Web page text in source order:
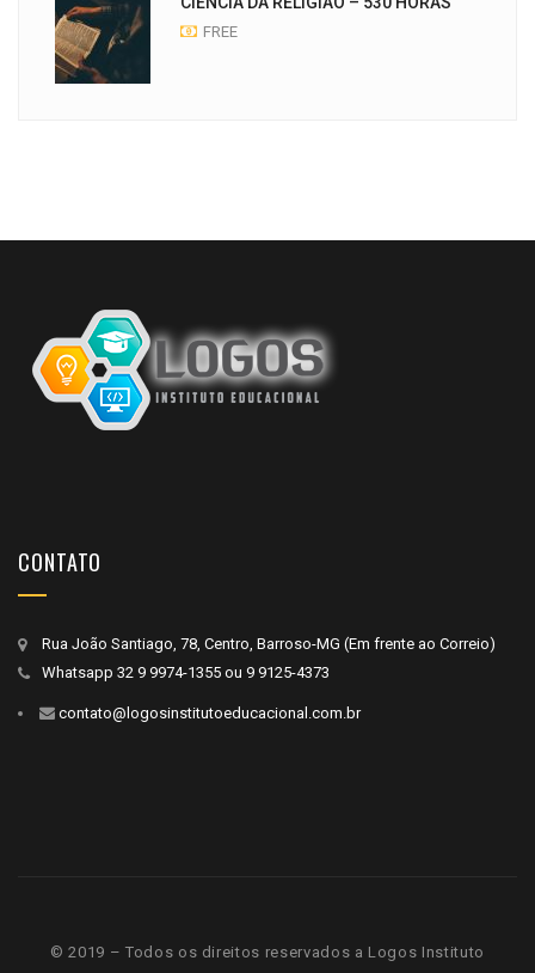
FREE
CONTATO
Rua João Santiago, 78, Centro, Barroso-MG (Em frente ao Correio)
Whatsapp 32 9 9974-1355 ou 9 9125-4373
contato@logosinstitutoeducacional.com.br
© 2019 – Todos os direitos reservados a Logos Instituto